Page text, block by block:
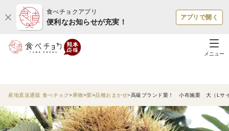
食べチョクアプリ
便利なお知らせが充実！
アプリで開く
メニュー
産地直送通販 食べチョク 果物 栗 品種おまかせ 高級ブランド栗！ 小布施栗 大（Lサ